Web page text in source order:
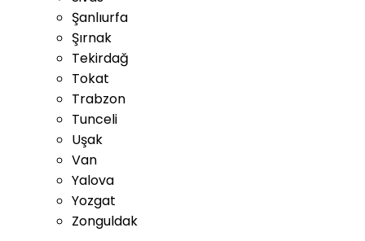
Şanlıurfa
Şırnak
Tekirdağ
Tokat
Trabzon
Tunceli
Uşak
Van
Yalova
Yozgat
Zonguldak